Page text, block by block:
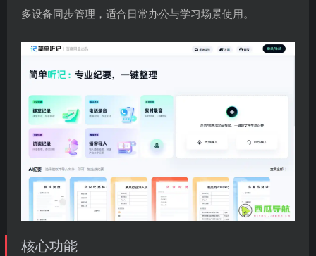
多设备同步管理，适合日常办公与学习场景使用。
核心功能